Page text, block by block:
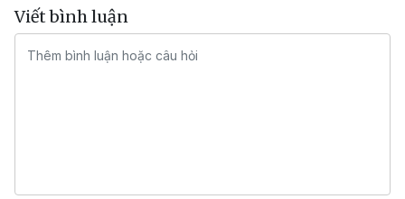
Viết bình luận